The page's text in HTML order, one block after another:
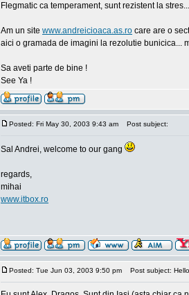
Flegmatic ca temperament, sunt rezistent la
Am un site www.andreicioaca.as.ro care are o
aici o gramada de imagini la rezolutie bunicica...
Sa aveti parte de bine !
See Ya !
Posted: Fri May 30, 2003 9:43 am Post subject:
Sal Andrei, welcome to our gang
regards,
mihai
www.itbox.ro
Posted: Tue Jun 03, 2003 9:50 pm Post subject: